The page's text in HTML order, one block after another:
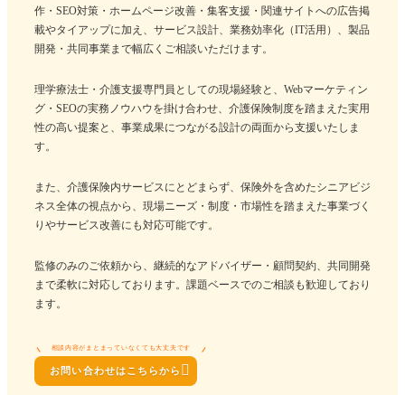
作・SEO対策・ホームページ改善・集客支援・関連サイトへの広告掲
載やタイアップに加え、サービス設計、業務効率化（IT活用）、製品
開発・共同事業まで幅広くご相談いただけます。
理学療法士・介護支援専門員としての現場経験と、Webマーケティン
グ・SEOの実務ノウハウを掛け合わせ、介護保険制度を踏まえた実用
性の高い提案と、事業成果につながる設計の両面から支援いたしま
す。
また、介護保険内サービスにとどまらず、保険外を含めたシニアビジ
ネス全体の視点から、現場ニーズ・制度・市場性を踏まえた事業づく
りやサービス改善にも対応可能です。
監修のみのご依頼から、継続的なアドバイザー・顧問契約、共同開発
まで柔軟に対応しております。課題ベースでのご相談も歓迎しており
ます。
相談内容がまとまっていなくても大丈夫です
お問い合わせはこちらから 